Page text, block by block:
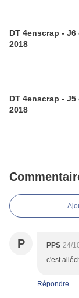
DT 4enscrap -
2018
DT 4enscrap -
2018
P PPS 24/
c'est
Répondre